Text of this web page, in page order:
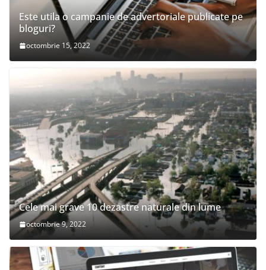
Este utila o campanie de advertoriale publicate pe
bloguri?
octombrie 15, 2022
Cele mai grave 10 dezastre naturale din lume
octombrie 9, 2022